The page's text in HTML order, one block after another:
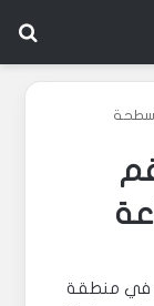
في منطقة